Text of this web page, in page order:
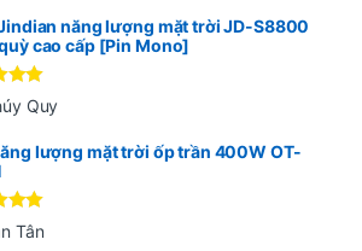
năng lượng mặt trời JD-S8800
cao cấp [Pin Mono]
5
Quy
lượng mặt trời ốp trần 400W OT-
5 Tân